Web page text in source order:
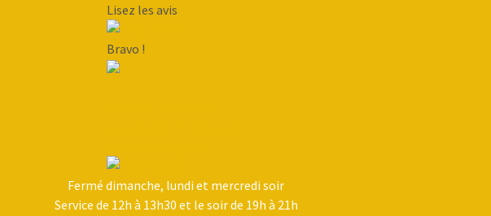
Lisez les avis
Bravo !
Fermé dimanche, lundi et mercredi soir
Service de 12h à 13h30 et le soir de 19h à 21h